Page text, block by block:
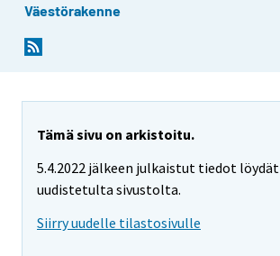
Väestörakenne
Tämä sivu on arkistoitu.
5.4.2022 jälkeen julkaistut tiedot löydät
uudistetulta sivustolta.
Siirry uudelle tilastosivulle